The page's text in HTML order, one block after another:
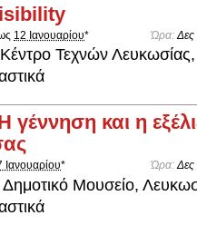
12 Ιανουαρίου* Ώρα:Δες
Τεχνών
και η
Ιανουαρίου* Ώρα:Δες
Δημοτικό Μουσείο,